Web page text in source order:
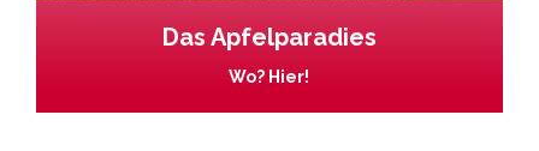
Das Apfelparadies
Wo? Hier!